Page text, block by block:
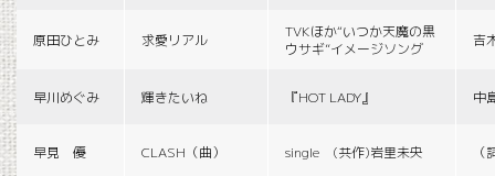
原田ひとみ 求愛リアル
TVKほか“いつか天魔の黒
ウサギ”イメージソング
吉
早川めぐみ 輝きたいね 『HOT LADY』 中
早見 優 CLASH（曲） single (共作)岩里未央